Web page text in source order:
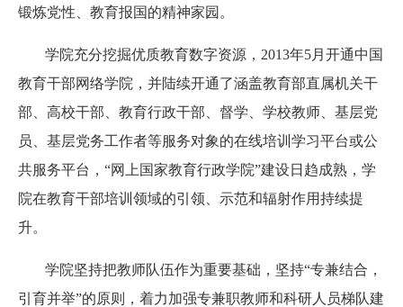
锻炼党性、教育报国的精神家园。
学院充分挖掘优质教育数字资源， 2013年5月开通中国
教育干部网络学院，并陆续开通了涵盖教育部直属机关干
部、高校干部、教育行政干部、督学、学校教师、基层党
员、基层党务工作者等服务对象的在线培训学习平台或公
共服务平台， “网上国家教育行政学院”建设日趋成熟，学
院在教育干部培训领域的引领、示范和辐射作用持续提
升。
学院坚持把教师队伍作为重要基础，坚持“专兼结合，
引育并举”的原则，着力加强专兼职教师和科研人员梯队建